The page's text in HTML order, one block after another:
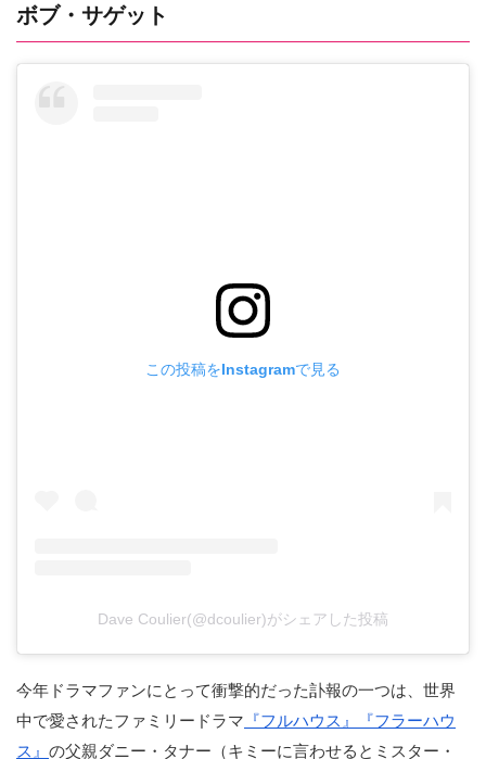
ボブ・サゲット
この投稿をInstagramで見る
Dave Coulier(@dcoulier)がシェアした投稿
今年ドラマファンにとって衝撃的だった訃報の一つは、世界
中で愛されたファミリードラマ 『フルハウス』
『フラーハウ
ス』 の父親ダニー・タナー（キミーに言わせるとミスター・